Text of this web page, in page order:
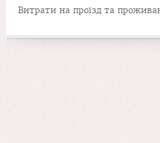
Витрати на проїзд та